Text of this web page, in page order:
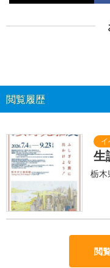
閲覧履歴
生
栃木
閲